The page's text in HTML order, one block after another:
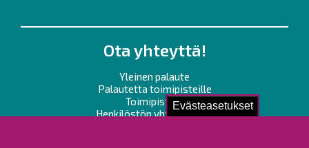
Evästeasetukset
Ota yhteyttä!
Yleinen palaute
Palautetta toimipisteille
Toimipisteet
Henkilöstön yhteystiedot